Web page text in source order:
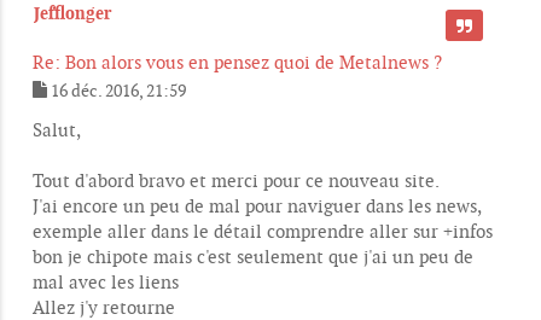
Jefflonger
Re: Bon alors vous en pensez quoi de Metalnews ?
CITER
e
a
g
e
16 déc. 2016, 21:59
Salut,
Tout d'abord bravo et merci pour ce nouveau site.
J'ai encore un peu de mal pour naviguer dans les news,
exemple aller dans le détail comprendre aller sur +infos
bon je chipote mais c'est seulement que j'ai un peu de
mal avec les liens
Allez j'y retourne